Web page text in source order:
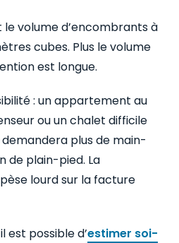
volume d’encombrants à
cubes. Plus le volume
est longue.
: un appartement au
ou un chalet difficile
plus de main-
de plain-pied. La
lourd sur la facture
est possible d’estimer soi-